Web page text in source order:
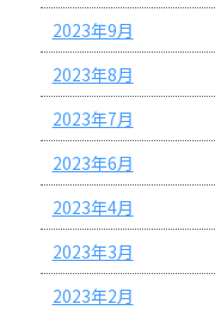
2023年9月
2023年8月
2023年7月
2023年6月
2023年4月
2023年3月
2023年2月